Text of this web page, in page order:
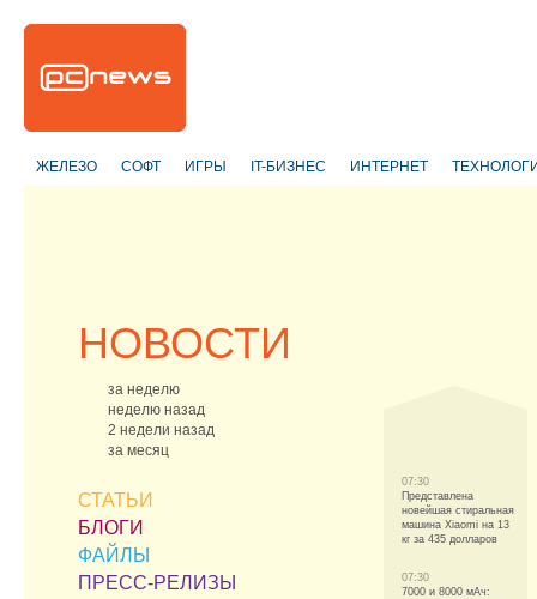
ЖЕЛЕЗО СОФТ ИГРЫ IT-БИЗНЕС ИНТЕРНЕТ
НОВОСТИ
за неделю
неделю назад
2 недели назад
за месяц
СТАТЬИ
БЛОГИ
ФАЙЛЫ
ПРЕСС-РЕЛИЗЫ
07:30
Представлена
новейшая стиральная
машина Xiaomi на 13
кг за 435 долларов
07:30
7000 и 8000 мАч: